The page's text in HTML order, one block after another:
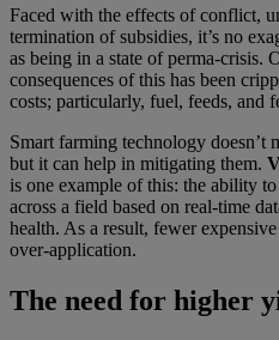
Faced with the effects of conflict,
termination of subsidies, it’s no
as being in a state of perma-crisis.
consequences of this has been
costs; particularly, fuel, feeds, and
Smart farming technology doesn’t
but it can help in mitigating them.
is one example of this: the ability
across a field based on real-time
health. As a result, fewer
over-application.
The need for higher